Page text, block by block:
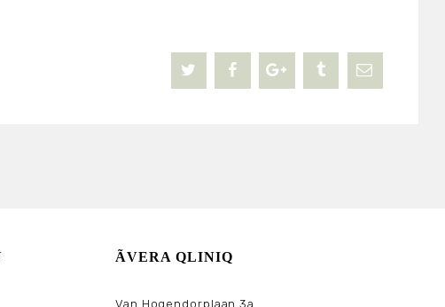
ÃVERA QLINIQ
Van Hogendorplaan 3a